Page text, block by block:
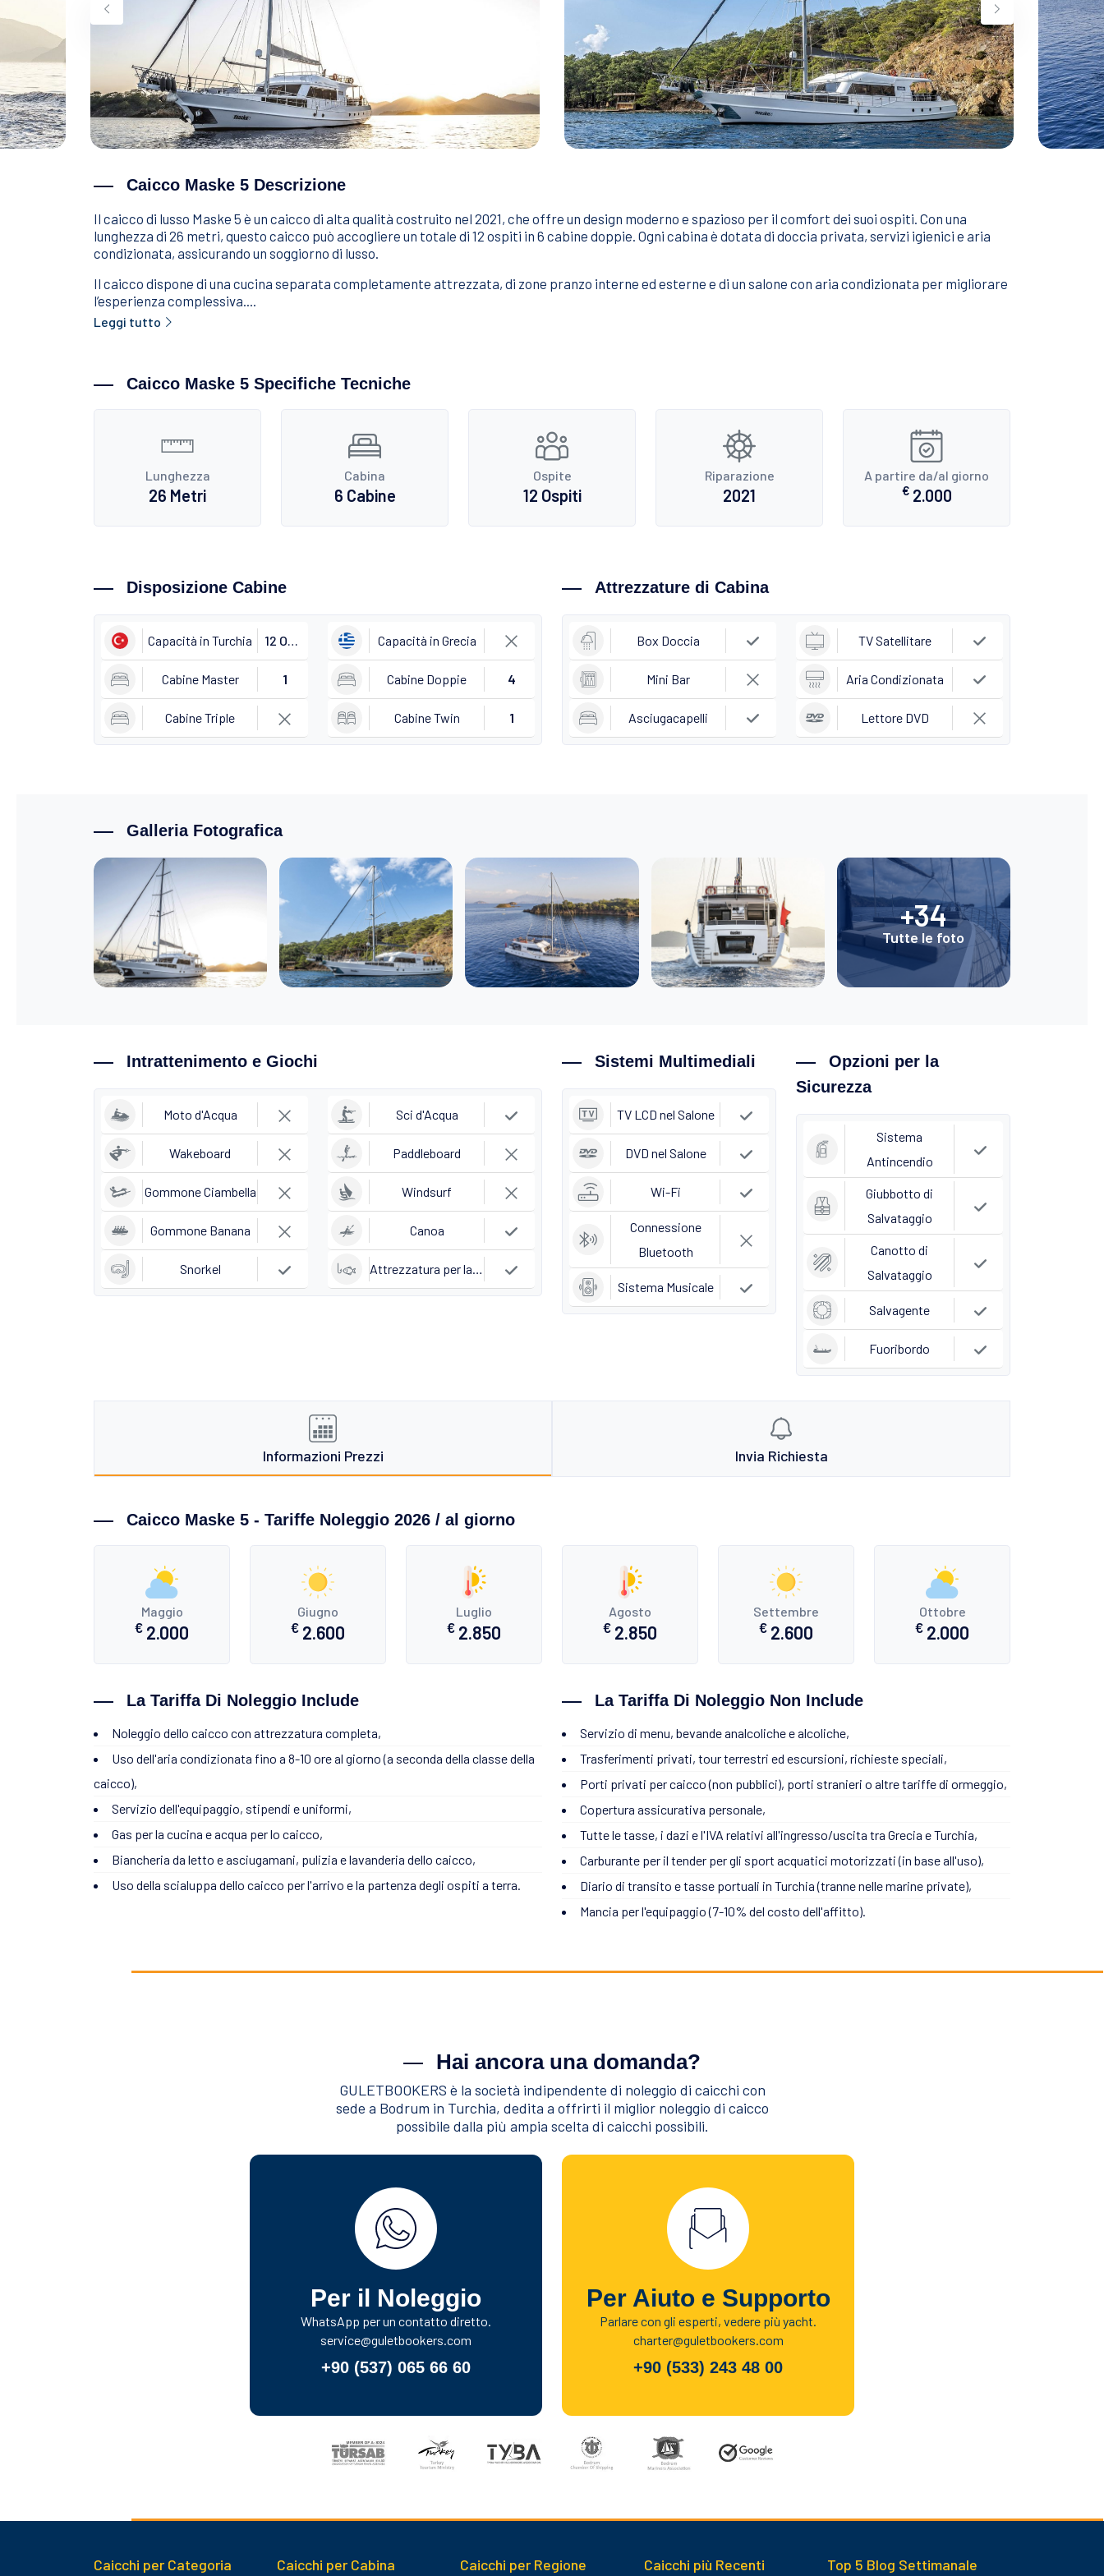
Caicco Maske 5 Descrizione
Il caicco di lusso Maske 5 è un caicco di alta qualità costruito nel 2021, che offre un design moderno e spazioso per il comfort dei suoi ospiti. Con una
lunghezza di 26 metri, questo caicco può accogliere un totale di 12 ospiti in 6 cabine doppie. Ogni cabina è dotata di doccia privata, servizi igienici e aria
condizionata, assicurando un soggiorno di lusso.
Il caicco dispone di una cucina separata completamente attrezzata, di zone pranzo interne ed esterne e di un salone con aria condizionata per migliorare
l’esperienza complessiva....
Leggi tutto
Caicco Maske 5 Specifiche Tecniche
Lunghezza
26 Metri
Cabina
6 Cabine
Ospite
12 Ospiti
Riparazione
2021
A partire da/al giorno
€2.000
Disposizione Cabine
Capacità in Turchia 12 Ospiti Capacità in Grecia
Cabine Master 1 Cabine Doppie 4
Cabine Triple Cabine Twin 1
Attrezzature di Cabina
Box Doccia TV Satellitare
Mini Bar Aria Condizionata
Asciugacapelli Lettore DVD
Galleria Fotografica
+34
Tutte le foto
Intrattenimento e Giochi
Moto d'Acqua Sci d'Acqua
Wakeboard Paddleboard
Gommone Ciambella Windsurf
Gommone Banana Canoa
Snorkel Attrezzatura per la Pesca
Sistemi Multimediali
TV LCD nel Salone
DVD nel Salone
Wi-Fi
Connessione
Bluetooth
Sistema Musicale
Opzioni per la
Sicurezza
Sistema
Antincendio
Giubbotto di
Salvataggio
Canotto di
Salvataggio
Salvagente
Fuoribordo
Informazioni Prezzi Invia Richiesta
Caicco Maske 5 - Tariffe Noleggio 2026 / al giorno
Maggio
€ 2.000
Giugno
€ 2.600
Luglio
€ 2.850
Agosto
€ 2.850
Settembre
€ 2.600
Ottobre
€ 2.000
La Tariffa Di Noleggio Include
Noleggio dello caicco con attrezzatura completa,
Uso dell'aria condizionata fino a 8-10 ore al giorno (a seconda della classe della
caicco),
Servizio dell'equipaggio, stipendi e uniformi,
Gas per la cucina e acqua per lo caicco,
Biancheria da letto e asciugamani, pulizia e lavanderia dello caicco,
Uso della scialuppa dello caicco per l'arrivo e la partenza degli ospiti a terra.
La Tariffa Di Noleggio Non Include
Servizio di menu, bevande analcoliche e alcoliche,
Trasferimenti privati, tour terrestri ed escursioni, richieste speciali,
Porti privati per caicco (non pubblici), porti stranieri o altre tariffe di ormeggio,
Copertura assicurativa personale,
Tutte le tasse, i dazi e l'IVA relativi all'ingresso/uscita tra Grecia e Turchia,
Carburante per il tender per gli sport acquatici motorizzati (in base all'uso),
Diario di transito e tasse portuali in Turchia (tranne nelle marine private),
Mancia per l'equipaggio (7-10% del costo dell'affitto).
Hai ancora una domanda?
GULETBOOKERS è la società indipendente di noleggio di caicchi con
sede a Bodrum in Turchia, dedita a offrirti il miglior noleggio di caicco
possibile dalla più ampia scelta di caicchi possibili.
Per il Noleggio
WhatsApp per un contatto diretto.
service@guletbookers.com
+90 (537) 065 66 60
Per Aiuto e Supporto
Parlare con gli esperti, vedere più yacht.
charter@guletbookers.com
+90 (533) 243 48 00
Caicchi per Categoria Caicchi per Cabina Caicchi per Regione Caicchi più Recenti Top 5 Blog Settimanale